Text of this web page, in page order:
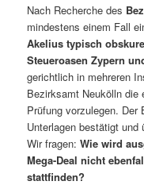
Nach Recherche des
mindestens einem Fall
Akelius typisch
Steueroasen Zypern
gerichtlich in mehreren
Bezirksamt Neukölln die
Prüfung vorzulegen.
Unterlagen bestätigt
Wir fragen:Wie wird
Mega-Deal nicht
stattfinden?